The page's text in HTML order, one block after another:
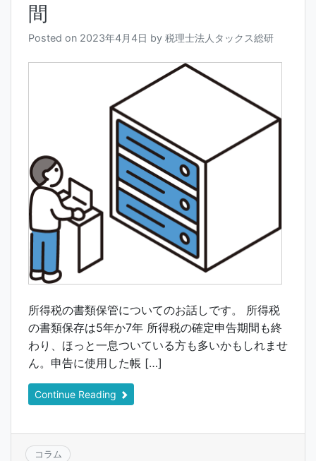
間
Posted on 2023年4月4日 by 税理士法人タックス総研
所得税の書類保管についてのお話しです。 所得税
の書類保存は5年か7年 所得税の確定申告期間も終
わり、ほっと一息ついている方も多いかもしれませ
ん。申告に使用した帳 […]
Continue Reading
コラム